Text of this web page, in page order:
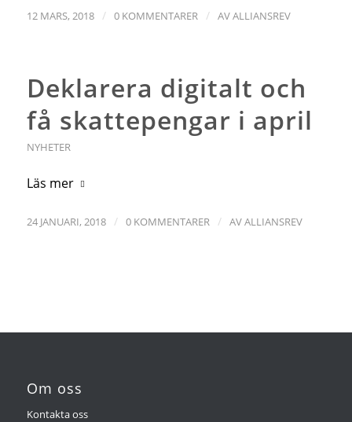
12 MARS, 2018 / 0 KOMMENTARER / AVALLIANSREV
Deklarera digitalt och
få skattepengar i april
NYHETER
Läs mer
24 JANUARI, 2018 / 0 KOMMENTARER / AVALLIANSREV
Om oss
Kontakta oss